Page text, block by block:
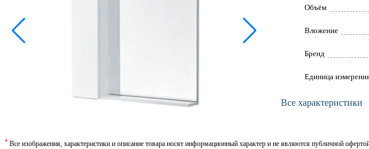
Объём
Вложение
Брeнд
Единица
Все характеристики
* Все изображения, характеристики и описание товара носят информационный характер и не являются публичной